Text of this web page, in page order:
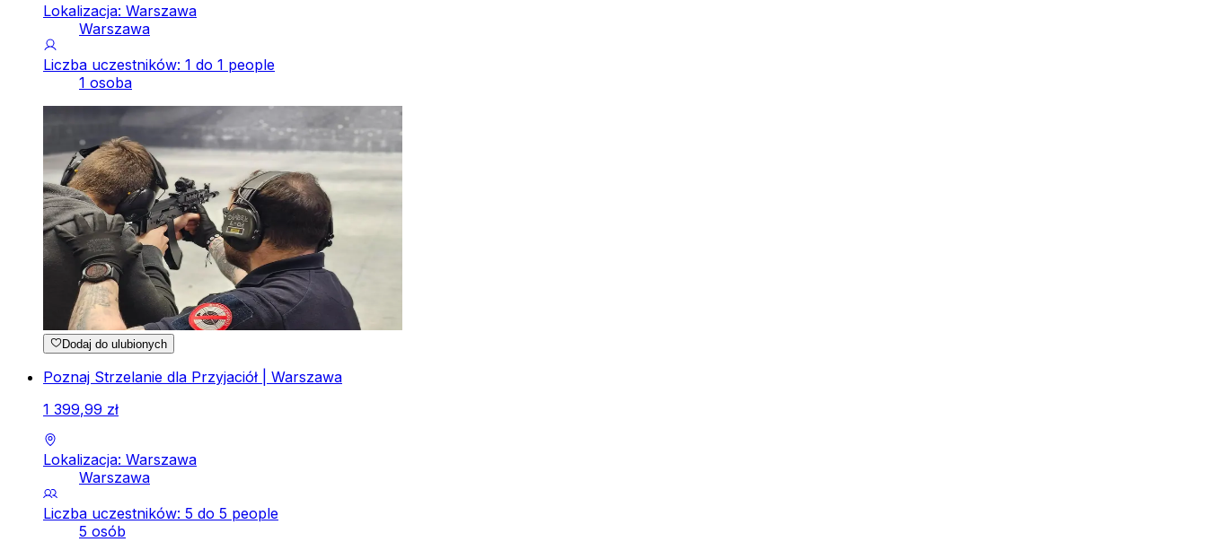
Lokalizacja: Warszawa
Warszawa
Liczba uczestników: 1 do 1 people
1 osoba
Dodaj do ulubionych
Poznaj Strzelanie dla Przyjaciół | Warszawa
1 399,99 zł
Lokalizacja: Warszawa
Warszawa
Liczba uczestników: 5 do 5 people
5 osób